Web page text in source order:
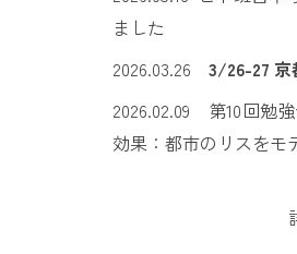
ました
2026.03.26 3/26-27 京
2026.02.09 第10回勉
効果：都市のリスをモ